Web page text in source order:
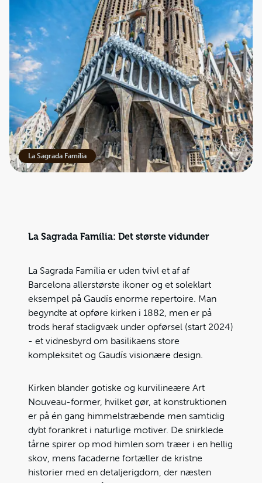
La Sagrada Família
La Sagrada Família: Det største vidunder
La Sagrada Família er uden tvivl et af af
Barcelona allerstørste ikoner og et soleklart
eksempel på Gaudís enorme repertoire. Man
begyndte at opføre kirken i 1882, men er på
trods heraf stadigvæk under opførsel (start 2024)
- et vidnesbyrd om basilikaens store
kompleksitet og Gaudís visionære design.
Kirken blander gotiske og kurvilineære Art
Nouveau-former, hvilket gør, at konstruktionen
er på én gang himmelstræbende men samtidig
dybt forankret i naturlige motiver. De snirklede
tårne spirer op mod himlen som træer i en hellig
skov, mens facaderne fortæller de kristne
historier med en detaljerigdom, der næsten